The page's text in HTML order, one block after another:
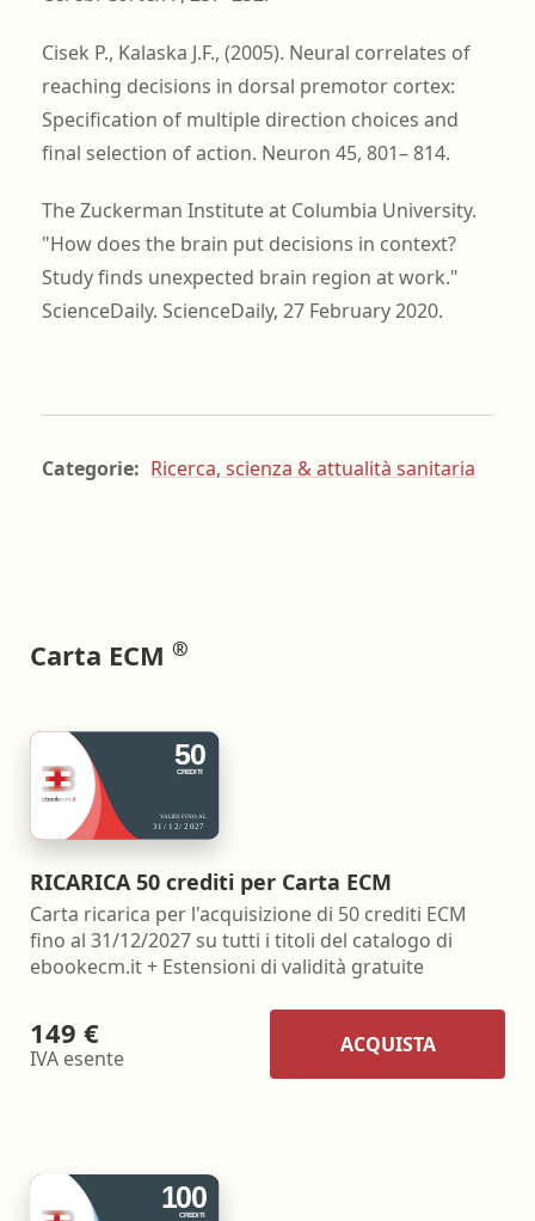
Cisek P., Kalaska J.F., (2005). Neural correlates of
reaching decisions in dorsal premotor cortex:
Specification of multiple direction choices and
final selection of action. Neuron 45, 801– 814.
The Zuckerman Institute at Columbia University.
"How does the brain put decisions in context?
Study finds unexpected brain region at work."
ScienceDaily. ScienceDaily, 27 February 2020.
Categorie: Ricerca, scienza & attualità sanitaria
Carta ECM ®
RICARICA 50 crediti per Carta ECM
Carta ricarica per l'acquisizione di 50 crediti ECM
fino al 31/12/2027 su tutti i titoli del catalogo di
ebookecm.it + Estensioni di validità gratuite
149 €
IVA esente
ACQUISTA